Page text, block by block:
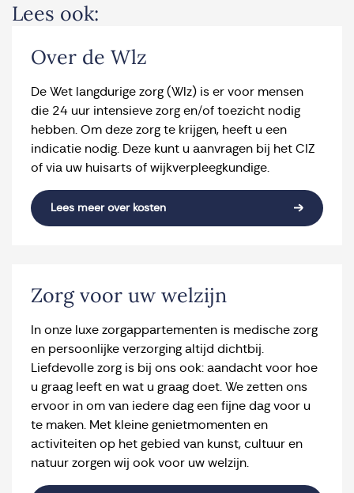
Lees ook:
Over de Wlz
De Wet langdurige zorg (Wlz) is er voor mensen
die 24 uur intensieve zorg en/of toezicht nodig
hebben. Om deze zorg te krijgen, heeft u een
indicatie nodig. Deze kunt u aanvragen bij het CIZ
of via uw huisarts of wijkverpleegkundige.
Lees meer over kosten
Zorg voor uw welzijn
In onze luxe zorgappartementen is medische zorg
en persoonlijke verzorging altijd dichtbij.
Liefdevolle zorg is bij ons ook: aandacht voor hoe
u graag leeft en wat u graag doet. We zetten ons
ervoor in om van iedere dag een fijne dag voor u
te maken. Met kleine genietmomenten en
activiteiten op het gebied van kunst, cultuur en
natuur zorgen wij ook voor uw welzijn.